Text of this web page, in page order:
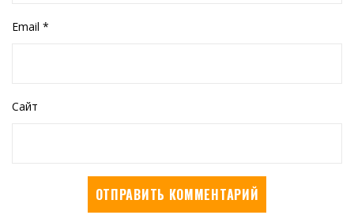
Email *
Сайт